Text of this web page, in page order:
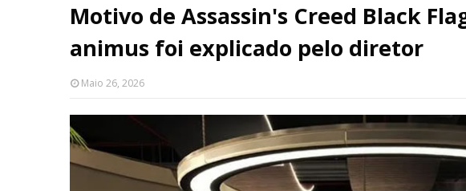
Motivo de Assassin's Creed Black
animus foi explicado pelo diretor
Maio 26, 2026